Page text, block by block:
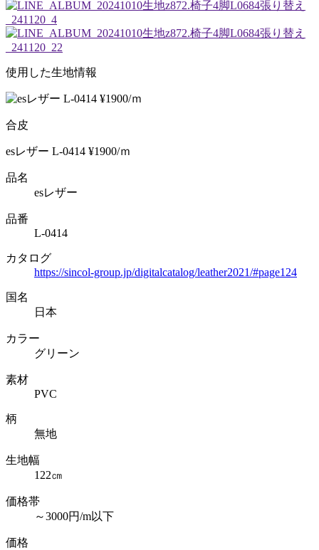
使用した生地情報
合皮
esレザー L-0414 ¥1900/ｍ
品名
esレザー
品番
L-0414
カタログ
https://sincol-group.jp/digitalcatalog/leather2021/#page124
国名
日本
カラー
グリーン
素材
PVC
柄
無地
生地幅
122㎝
価格帯
～3000円/m以下
価格